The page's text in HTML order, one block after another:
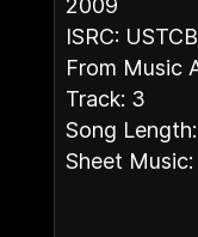
2009
ISRC:
From Music
Track: 3
Song
Sheet